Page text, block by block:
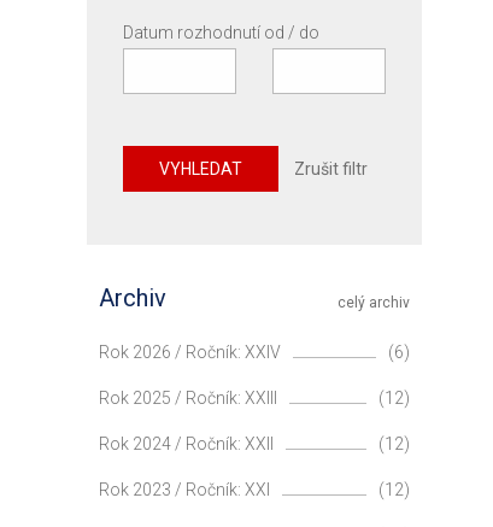
Datum rozhodnutí od / do
VYHLEDAT Zrušit filtr
celý archiv
Archiv
Rok 2026 / Ročník: XXIV (6)
Rok 2025 / Ročník: XXIII (12)
Rok 2024 / Ročník: XXII (12)
Rok 2023 / Ročník: XXI (12)